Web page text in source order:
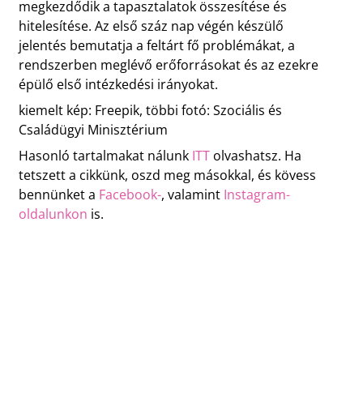
megkezdődik a tapasztalatok összesítése és
hitelesítése. Az első száz nap végén készülő
jelentés bemutatja a feltárt fő problémákat, a
rendszerben meglévő erőforrásokat és az ezekre
épülő első intézkedési irányokat.
kiemelt kép: Freepik, többi fotó: Szociális és
Családügyi Minisztérium
Hasonló tartalmakat nálunk ITTolvashatsz. Ha
tetszett a cikkünk, oszd meg másokkal, és kövess
bennünket a Facebook-, valamint Instagram-
oldalunkon is.